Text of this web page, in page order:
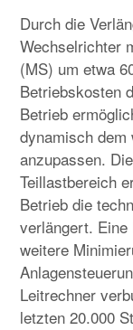
Durch die
Wechselrichter
(MS) um etwa
Betriebskosten
Betrieb
dynamisch dem
anzupassen.
Teillastbereich
Betrieb die
verlängert.
weitere
Leitrechner
letzten 20.000